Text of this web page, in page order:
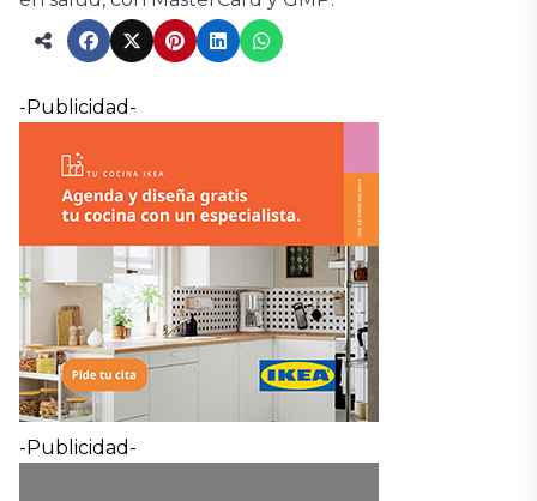
-Publicidad-
-Publicidad-